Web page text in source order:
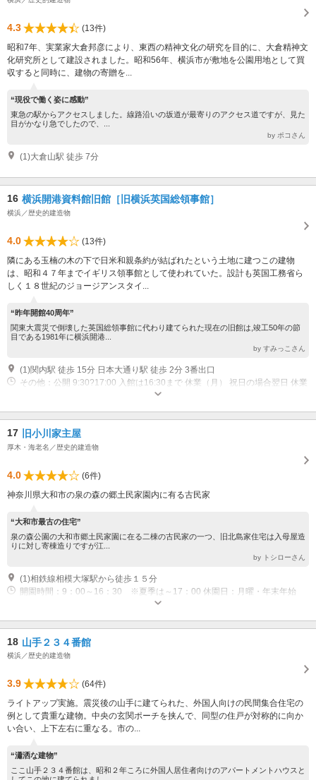
4.3
(13件)
昭和7年、実業家大倉邦彦により、東西の精神文化の研究を目的に、大倉精神文
化研究所として建設されました。昭和56年、横浜市が敷地を公園用地として買
収すると同時に、建物の寄贈を...
“現役で働く姿に感動”
東急の駅からアクセスしました。線路沿いの坂道が最寄りのアクセス道ですが、見た
目がかなり急でしたので、...
by ポコさん
(1)大倉山駅 徒歩 7分
16 横浜開港資料館旧館［旧横浜英国総領事館］
横浜／歴史的建造物
4.0
(13件)
隣にある玉楠の木の下で日米和親条約が結ばれたという土地に建つこの建物
は、昭和４７年までイギリス領事館として使われていた。設計も英国工務省ら
しく１８世紀のジョージアンスタイ...
“昨年開館40周年”
関東大震災で倒壊した英国総領事館に代わり建てられた現在の旧館は,竣工50年の節
目である1981年に横浜開港...
by すみっこさん
(1)関内駅 徒歩 15分 日本大通り駅 徒歩 2分 3番出口
その他：公開 9:30?17:00 入館は16:30まで 休業（月） 祝日の場合翌日 休業
17 旧小川家主屋
厚木・海老名／歴史的建造物
4.0
(6件)
神奈川県大和市の泉の森の郷土民家園内に有る古民家
“大和市最古の住宅”
泉の森公園の大和市郷土民家園に在る二棟の古民家の一つ、旧北島家住宅は入母屋造
りに対し寄棟造りですが江...
by トシローさん
(1)相鉄線相模大塚駅から徒歩１５分
開園時間：9：00～16：30 ※夏季は～17：00 休園日：月曜・年末年始
18 山手２３４番館
横浜／歴史的建造物
3.9
(64件)
ライトアップ実施。震災後の山手に建てられた、外国人向けの民間集合住宅の
例として貴重な建物。中央の玄関ポーチを挟んで、同型の住戸が対称的に向か
い合い、上下左右に重なる。市の...
“瀟洒な建物”
ここ山手２３４番館は、昭和２年ころに外国人居住者向けのアパートメントハウスと